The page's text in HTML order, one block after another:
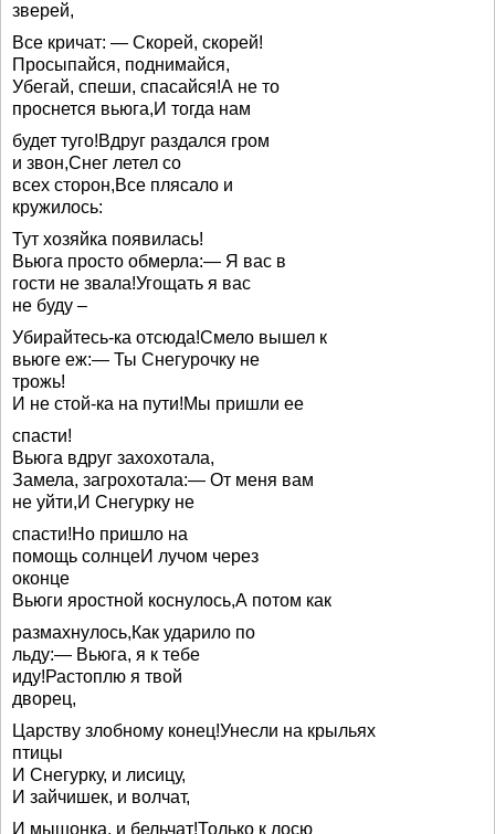
зверей,
Все кричат: — Скорей, скорей!
Просыпайся, поднимайся,
Убегай, спеши, спасайся!А не то
проснется вьюга,И тогда нам
будет туго!Вдруг раздался гром
и звон,Снег летел со
всех сторон,Все плясало и
кружилось:
Тут хозяйка появилась!
Вьюга просто обмерла:— Я вас в
гости не звала!Угощать я вас
не буду –
Убирайтесь-ка отсюда!Смело вышел к
вьюге еж:— Ты Снегурочку не
трожь!
И не стой-ка на пути!Мы пришли ее
спасти!
Вьюга вдруг захохотала,
Замела, загрохотала:— От меня вам
не уйти,И Снегурку не
спасти!Но пришло на
помощь солнцеИ лучом через
оконце
Вьюги яростной коснулось,А потом как
размахнулось,Как ударило по
льду:— Вьюга, я к тебе
иду!Растоплю я твой
дворец,
Царству злобному конец!Унесли на крыльях
птицы
И Снегурку, и лисицу,
И зайчишек, и волчат,
И мышонка, и бельчат!Только к лосю